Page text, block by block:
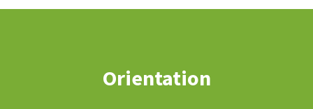
Orientation